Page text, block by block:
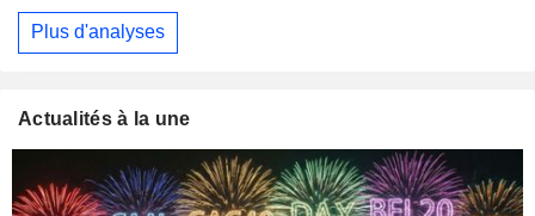
Plus d'analyses
Actualités à la une